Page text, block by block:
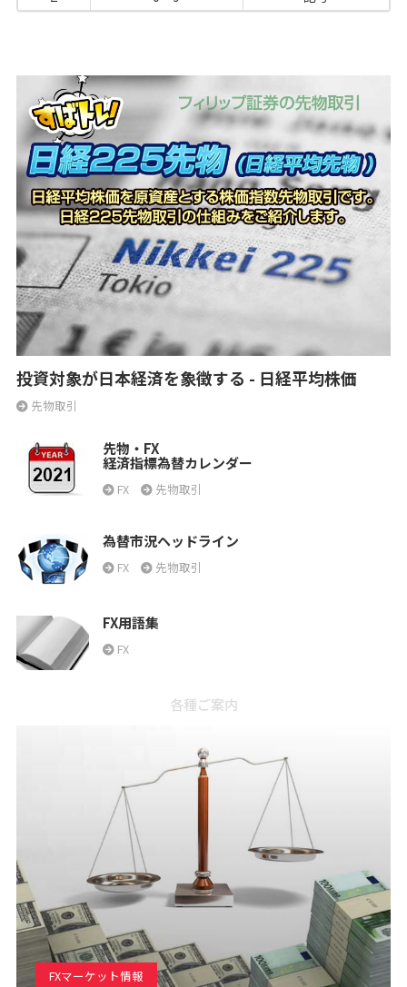
投資対象が日本経済を象徴する - 日経平均株価
先物取引
先物・FX
経済指標為替カレンダー
FX 先物取引
為替市況ヘッドライン
FX 先物取引
FX用語集
FX
各種ご案内
FXマーケット情報